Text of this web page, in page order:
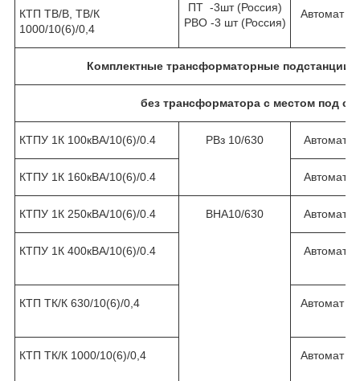
ПТ -3шт (Россия)
РВО -3 шт (Россия)
КТП ТВ/В, ТВ/К
1000/10(6)/0,4
Автомат
Комплектные трансформаторные подстанции
без трансформатора с местом под
КТПУ 1К 100кВА/10(6)/0.4 РВз 10/630 Автомат
КТПУ 1К 160кВА/10(6)/0.4 Автомат
КТПУ 1К 250кВА/10(6)/0.4 ВНА10/630 Автомат
КТПУ 1К 400кВА/10(6)/0.4 Автомат
КТП ТК/К 630/10(6)/0,4 Автомат
КТП ТК/К 1000/10(6)/0,4 Автомат